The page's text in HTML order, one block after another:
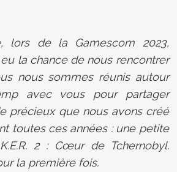
lors de la Gamescom 2023,
la chance de nous rencontrer
nous sommes réunis autour
avec vous pour partager
précieux que nous avons créé
toutes ces années : une petite
2 : Cœur de Tchernobyl.
la première fois.